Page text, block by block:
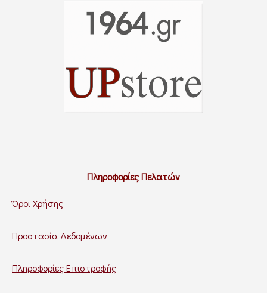
Πληροφορίες Πελατών
Όροι Χρήσης
Προστασία Δεδομένων
Πληροφορίες Επιστροφής